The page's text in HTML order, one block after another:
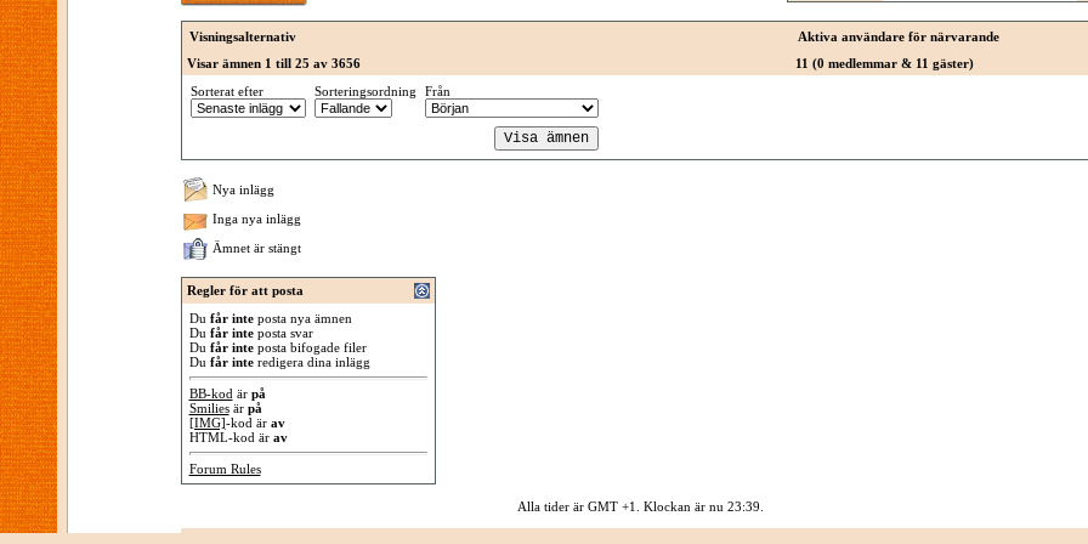
Visningsalternativ
Aktiva användare för närvarande
Visar ämnen 1 till 25 av 3656
11 (0 medlemmar & 11 gäster)
Sorterat efter
Sorteringsordning Från
Nya inlägg
Inga nya inlägg
Ämnet är stängt
Regler för att posta
Du får inteposta nya ämnen
Du får inteposta svar
Du får inteposta bifogade filer
Du får interedigera dina inlägg
BB-kod är på
Smiliesär på
[IMG]-kod är av
HTML-kod är av
Forum Rules
Alla tider är GMT +1. Klockan är nu 23:39